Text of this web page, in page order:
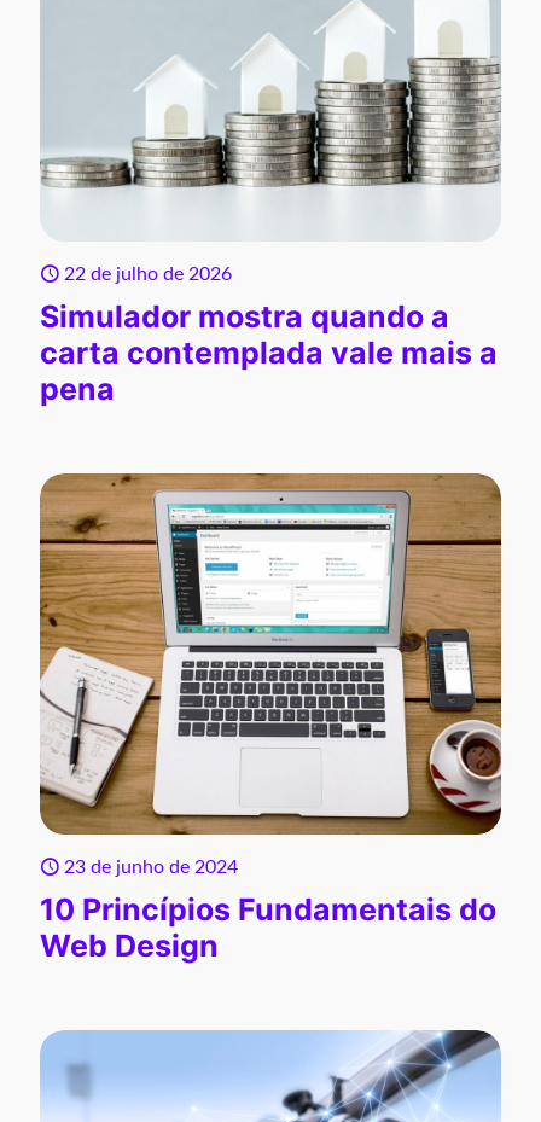
22 de julho de 2026
Simulador mostra quando a
carta contemplada vale mais a
pena
23 de junho de 2024
10 Princípios Fundamentais do
Web Design